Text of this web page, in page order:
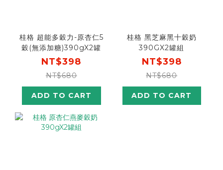
桂格 超能多穀力-原杏仁5
穀(無添加糖)390gX2罐
NT$398
NT$680
ADD TO CART
桂格 黑芝麻黑十穀奶
390GX2罐組
NT$398
NT$680
ADD TO CART